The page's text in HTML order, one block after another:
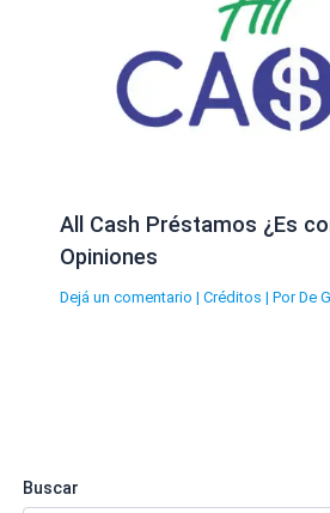
All Cash Préstamos ¿Es
Opiniones
Dejá un comentario | Créditos | Por De
Buscar